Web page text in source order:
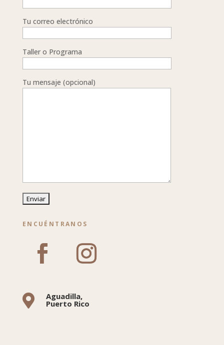
Tu correo electrónico
Taller o Programa
Tu mensaje (opcional)
ENCUÉNTRANOS
 Aguadilla,
Puerto Rico